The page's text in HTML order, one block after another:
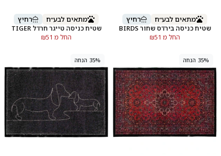
מתאים לבע״ח רחיץ
שטיח כניסה בירדס שחור BIRDS
החל מ ₪51
מתאים לבע״ח רחיץ
שטיח כניסה טייגר חרדל TIGER
החל מ ₪51
35% הנחה 35% הנחה